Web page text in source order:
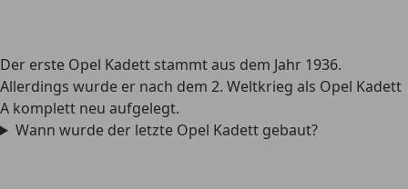
Der erste Opel Kadett stammt aus dem Jahr 1936.
Allerdings wurde er nach dem 2. Weltkrieg als Opel Kadett
A komplett neu aufgelegt.
Wann wurde der letzte Opel Kadett gebaut?